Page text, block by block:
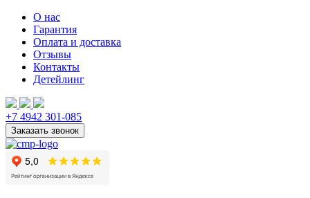
О нас
Гарантия
Оплата и доставка
Отзывы
Контакты
Детейлинг
+7 4942 301-085